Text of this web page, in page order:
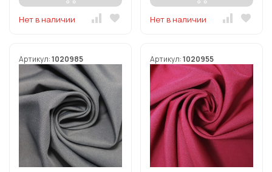
Нет в наличии Нет в наличии
Артикул:1020985 Артикул:1020955